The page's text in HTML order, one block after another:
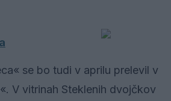
se bo tudi v aprilu prelevil v
V vitrinah Steklenih dvojčkov